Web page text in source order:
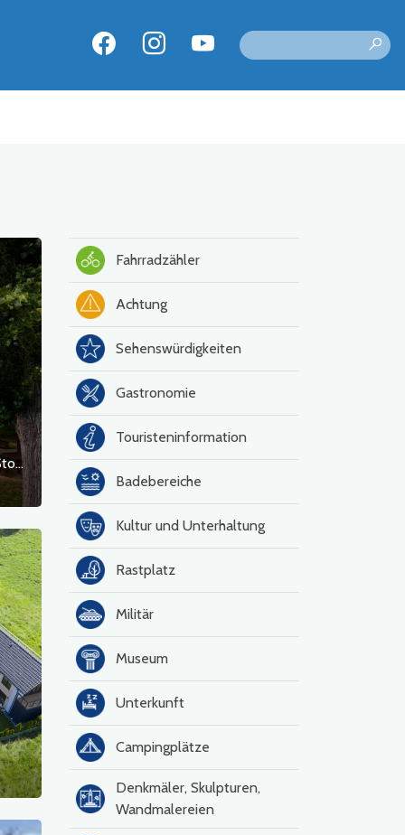
Przystań żeglarska nad jeziorem Wądół (Stowarzyszenie Lipiański Klub Sportów Wodnych), Lipiany
Fahrradzähler
Achtung
Sehenswürdigkeiten
Gastronomie
Touristeninformation
Badebereiche
Kultur und Unterhaltung
Rastplatz
Militär
Museum
Unterkunft
Campingplätze
Denkmäler, Skulpturen,
Wandmalereien